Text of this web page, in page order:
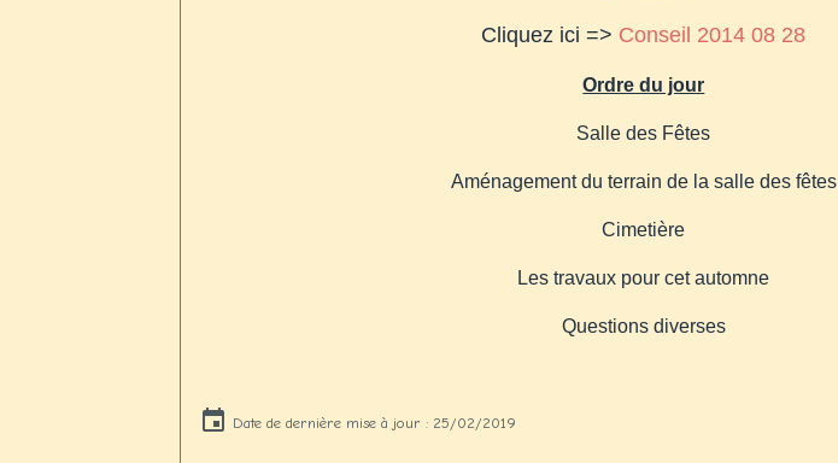
Cliquez ici => Conseil 2014 08 28
Ordre du jour
Salle des Fêtes
Aménagement du terrain de la salle des fêtes
Cimetière
Les travaux pour cet automne
Questions diverses
Date de dernière mise à jour : 25/02/2019